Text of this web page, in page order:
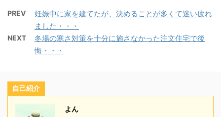
PREV
妊娠中に家を建てたが、決めることが多くて迷い疲れ
ました・・・
NEXT
冬場の寒さ対策を十分に施さなかった注文住宅で後
悔・・・
自己紹介
よん